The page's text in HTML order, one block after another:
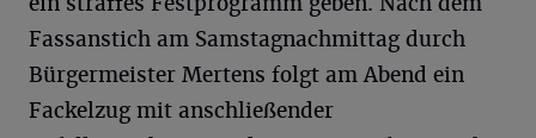
Fassanstich am Samstagnachmittag durch
Bürgermeister Mertens folgt am Abend ein
Fackelzug mit anschließender